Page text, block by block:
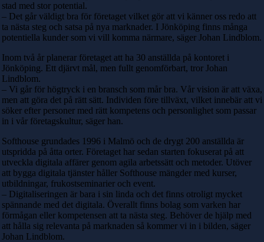
stad med stor potential.
– Det går väldigt bra för företaget vilket gör att vi känner oss redo att
ta nästa steg och satsa på nya marknader. I Jönköping finns många
potentiella kunder som vi vill komma närmare, säger Johan Lindblom.
Inom två år planerar företaget att ha 30 anställda på kontoret i
Jönköping. Ett djärvt mål, men fullt genomförbart, tror Johan
Lindblom.
– Vi går för högtryck i en bransch som mår bra. Vår vision är att växa,
men att göra det på rätt sätt. Individen före tillväxt, vilket innebär att vi
söker efter personer med rätt kompetens och personlighet som passar
in i vår företagskultur, säger han.
Softhouse grundades 1996 i Malmö och de drygt 200 anställda är
utspridda på åtta orter. Företaget har sedan starten fokuserat på att
utveckla digitala affärer genom agila arbetssätt och metoder. Utöver
att bygga digitala tjänster håller Softhouse mängder med kurser,
utbildningar, frukostseminarier och event.
– Digitaliseringen är bara i sin linda och det finns otroligt mycket
spännande med det digitala. Överallt finns bolag som varken har
förmågan eller kompetensen att ta nästa steg. Behöver de hjälp med
att hålla sig relevanta på marknaden så kommer vi in i bilden, säger
Johan Lindblom.